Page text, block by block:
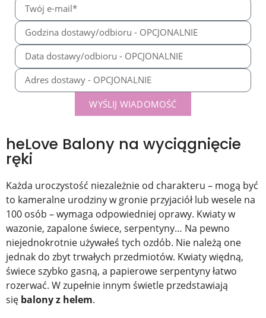
WYŚLIJ WIADOMOŚĆ
heLove Balony na wyciągnięcie
ręki
Każda uroczystość niezależnie od charakteru – mogą być
to kameralne urodziny w gronie przyjaciół lub wesele na
100 osób – wymaga odpowiedniej oprawy. Kwiaty w
wazonie, zapalone świece, serpentyny… Na pewno
niejednokrotnie używałeś tych ozdób. Nie należą one
jednak do zbyt trwałych przedmiotów. Kwiaty więdną,
świece szybko gasną, a papierowe serpentyny łatwo
rozerwać. W zupełnie innym świetle przedstawiają
się balony z helem.